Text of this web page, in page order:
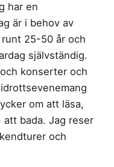
har en
är i behov av
25-50 år och
självständig.
konserter och
om att läsa,
bada. Jag reser
och